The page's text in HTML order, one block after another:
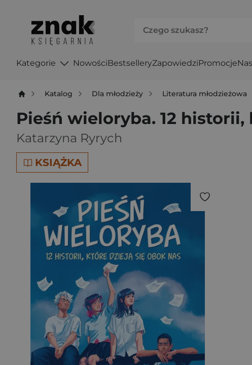
Kategorie NowościBestselleryZapowiedziPromocje
Katalog Dla młodzieży Literatura młodzieżowa
Pieśń wieloryba. 12
Katarzyna Ryrych
KSIĄŻKA